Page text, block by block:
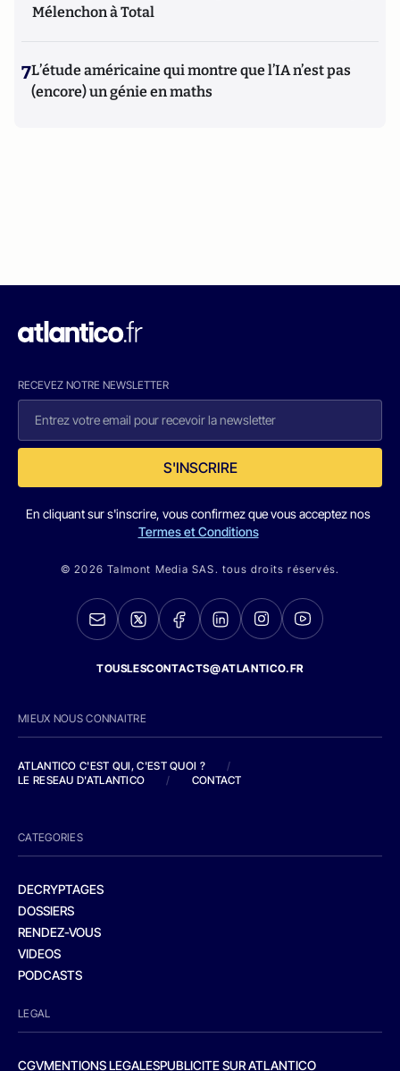
Mélenchon à Total
7L’étude américaine qui montre que l’IA n’est pas
(encore) un génie en maths
RECEVEZ NOTRE NEWSLETTER
S'INSCRIRE
En cliquant sur s'inscrire, vous confirmez que vous acceptez nos
Termes et Conditions
© 2026 Talmont Media SAS. tous droits réservés.
TOUSLESCONTACTS@ATLANTICO.FR
MIEUX NOUS CONNAITRE
ATLANTICO C'EST QUI, C'EST QUOI ?
/
LE RESEAU D'ATLANTICO
/ CONTACT
CATEGORIES
DECRYPTAGES
DOSSIERS
RENDEZ-VOUS
VIDEOS
PODCASTS
LEGAL
CGVMENTIONS LEGALESPUBLICITE SUR ATLANTICO